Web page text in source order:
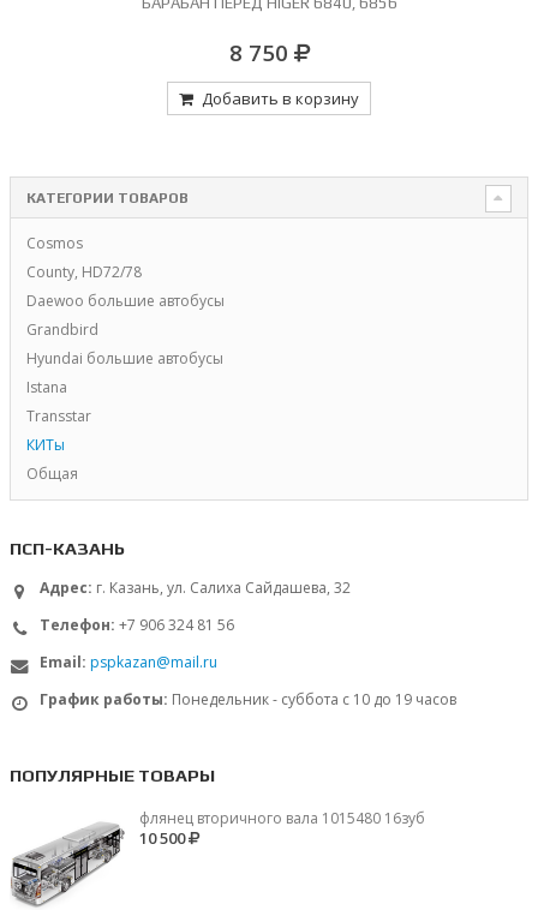
8 750
Добавить в корзину
КАТЕГОРИИ ТОВАРОВ
Cosmos
County, HD72/78
Daewoo большие автобусы
Grandbird
Hyundai большие автобусы
Istana
Transstar
КИТы
Общая
ПСП-КАЗАНЬ
Адрес: г. Казань, ул. Салиха Сайдашева, 32
Телефон: +7 906 324 81 56
Email: pspkazan@mail.ru
График работы: Понедельник - суббота с 10 до 19 часов
ПОПУЛЯРНЫЕ ТОВАРЫ
флянец вторичного вала 1015480 16зуб
10 500